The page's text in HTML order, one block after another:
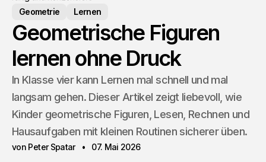
Geometrie
Lernen
Geometrische Figuren
lernen ohne Druck
In Klasse vier kann Lernen mal schnell und mal
langsam gehen. Dieser Artikel zeigt liebevoll, wie
Kinder geometrische Figuren, Lesen, Rechnen und
Hausaufgaben mit kleinen Routinen sicherer üben.
von Peter Spatar 07. Mai 2026